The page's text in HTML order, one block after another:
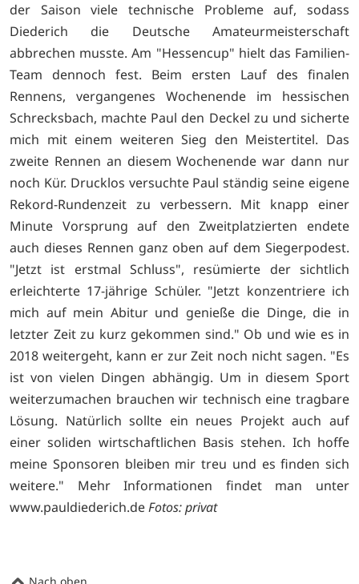
der Saison viele technische Probleme auf, sodass
Diederich die Deutsche Amateurmeisterschaft
abbrechen musste. Am "Hessencup" hielt das Familien-
Team dennoch fest. Beim ersten Lauf des finalen
Rennens, vergangenes Wochenende im hessischen
Schrecksbach, machte Paul den Deckel zu und sicherte
mich mit einem weiteren Sieg den Meistertitel. Das
zweite Rennen an diesem Wochenende war dann nur
noch Kür. Drucklos versuchte Paul ständig seine eigene
Rekord-Rundenzeit zu verbessern. Mit knapp einer
Minute Vorsprung auf den Zweitplatzierten endete
auch dieses Rennen ganz oben auf dem Siegerpodest.
"Jetzt ist erstmal Schluss", resümierte der sichtlich
erleichterte 17-jährige Schüler. "Jetzt konzentriere ich
mich auf mein Abitur und genieße die Dinge, die in
letzter Zeit zu kurz gekommen sind." Ob und wie es in
2018 weitergeht, kann er zur Zeit noch nicht sagen. "Es
ist von vielen Dingen abhängig. Um in diesem Sport
weiterzumachen brauchen wir technisch eine tragbare
Lösung. Natürlich sollte ein neues Projekt auch auf
einer soliden wirtschaftlichen Basis stehen. Ich hoffe
meine Sponsoren bleiben mir treu und es finden sich
weitere." Mehr Informationen findet man unter
www.pauldiederich.deFotos: privat